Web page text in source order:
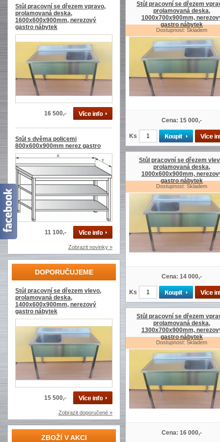
Stůl pracovní se dřezem vpravo,
prolamovaná deska,
1600x600x900mm, nerezový
gastro nábytek
16 500,-
Stůl s dvěma policemi
800x600x900mm nerez gastro
11 100,-
Zobrazit novinky »
DOPORUČUJEME
Stůl pracovní se dřezem vlevo,
prolamovaná deska,
1400x600x900mm, nerezový
gastro nábytek
15 500,-
Zobrazit doporučené »
ZBOŽÍ V AKCI
Stůl pracovní se dřezem
prolamovaná deska,
1000x700x900mm,
gastro nábytek
Dostupnost: Skladem
Cena: 15 000,-
Ks
Stůl pracovní se dřezem
prolamovaná deska,
1000x600x900mm,
gastro nábytek
Dostupnost: Skladem
Cena: 14 000,-
Ks
Stůl pracovní se dřezem
prolamovaná deska,
1300x700x900mm,
gastro nábytek
Dostupnost: Skladem
Cena: 16 000,-